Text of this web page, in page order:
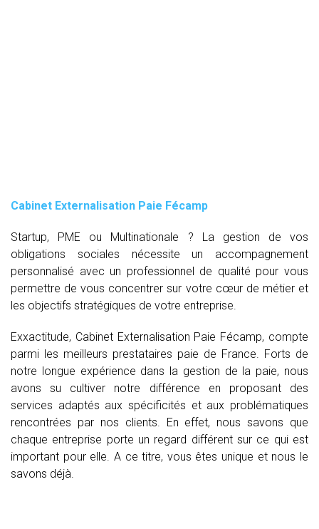
Cabinet Externalisation Paie Fécamp
Startup, PME ou Multinationale ? La gestion de vos
obligations sociales nécessite un accompagnement
personnalisé avec un professionnel de qualité pour vous
permettre de vous concentrer sur votre cœur de métier et
les objectifs stratégiques de votre entreprise.
Exxactitude, Cabinet Externalisation Paie Fécamp, compte
parmi les meilleurs prestataires paie de France. Forts de
notre longue expérience dans la gestion de la paie, nous
avons su cultiver notre différence en proposant des
services adaptés aux spécificités et aux problématiques
rencontrées par nos clients. En effet, nous savons que
chaque entreprise porte un regard différent sur ce qui est
important pour elle. A ce titre, vous êtes unique et nous le
savons déjà.